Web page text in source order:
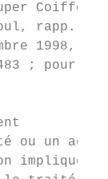
rapp.
1998,
; pour
ou un